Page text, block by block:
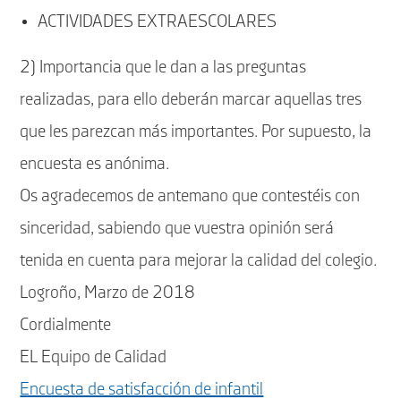
ACTIVIDADES EXTRAESCOLARES
2) Importancia que le dan a las preguntas
realizadas, para ello deberán marcar aquellas tres
que les parezcan más importantes. Por supuesto, la
encuesta es anónima.
Os agradecemos de antemano que contestéis con
sinceridad, sabiendo que vuestra opinión será
tenida en cuenta para mejorar la calidad del colegio.
Logroño, Marzo de 2018
Cordialmente
EL Equipo de Calidad
Encuesta de satisfacción de infantil